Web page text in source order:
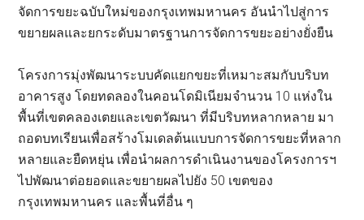
จัดการขยะฉบับใหม่ของกรุงเทพมหานคร อันนำไปสู่การ
ขยายผลและยกระดับมาตรฐานการจัดการขยะอย่างยั่งยืน
โครงการมุ่งพัฒนาระบบคัดแยกขยะที่เหมาะสมกับบริบท
อาคารสูง โดยทดลองในคอนโดมิเนียมจำนวน 10 แห่งใน
พื้นที่เขตคลองเตยและเขตวัฒนา ที่มีบริบทหลากหลาย มา
ถอดบทเรียนเพื่อสร้างโมเดลต้นแบบการจัดการขยะที่หลาก
หลายและยืดหยุ่น เพื่อนำผลการดำเนินงานของโครงการฯ
ไปพัฒนาต่อยอดและขยายผลไปยัง 50 เขตของ
กรุงเทพมหานคร และพื้นที่อื่น ๆ